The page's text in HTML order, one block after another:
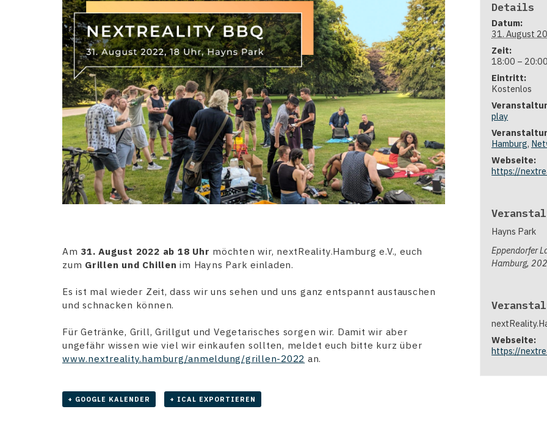
Am 31. August 2022 ab 18 Uhr möchten wir, nextReality.Hamburg e.V., euch
zum Grillen und Chillen im Hayns Park einladen.
Es ist mal wieder Zeit, dass wir uns sehen und uns ganz entspannt austauschen
und schnacken können.
Für Getränke, Grill, Grillgut und Vegetarisches sorgen wir. Damit wir aber
ungefähr wissen wie viel wir einkaufen sollten, meldet euch bitte kurz über
www.nextreality.hamburg/anmeldung/grillen-2022 an.
+ GOOGLE KALENDER + ICAL EXPORTIEREN
Details
Datum:
31. August
Zeit:
18:00 – 20:00
Eintritt:
Kostenlos
play
Hamburg,
Webseite:
https://
Hayns Park
Eppendorfer
Hamburg,
Webseite:
https://